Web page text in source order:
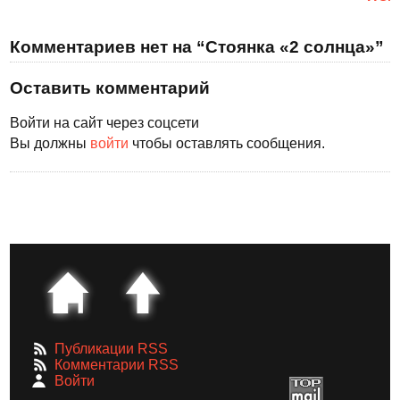
Комментариев нет на “Стоянка «2 солнца»”
Оставить комментарий
Войти на сайт через соцсети
Вы должны войти чтобы оставлять сообщения.
Публикации RSS
Комментарии RSS
Войти